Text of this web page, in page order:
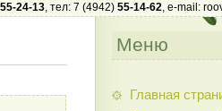
55-24-13, тел: 7 (4942) 55-14-62, e-mail:
Меню
Главная